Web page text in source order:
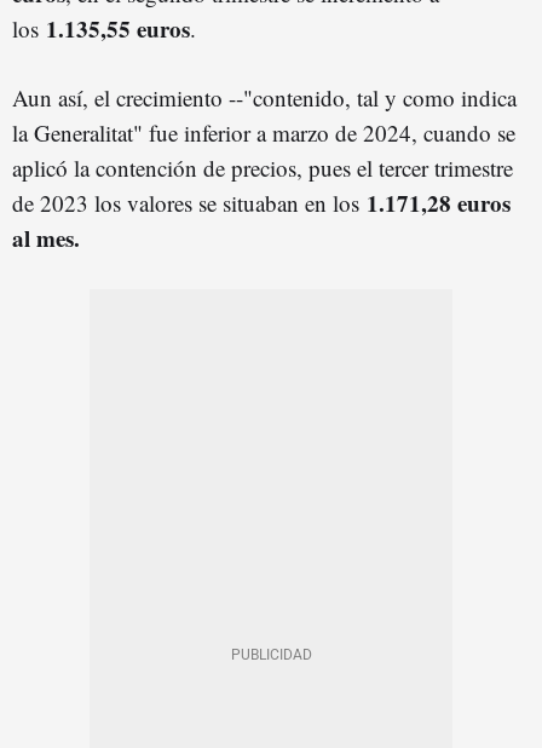
los 1.135,55 euros.
Aun así, el crecimiento --"contenido, tal y como indica
la Generalitat" fue inferior a marzo de 2024, cuando se
aplicó la contención de precios, pues el tercer trimestre
de 2023 los valores se situaban en los 1.171,28 euros
al mes.